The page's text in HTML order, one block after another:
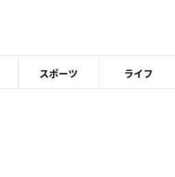
スポーツ ライフ